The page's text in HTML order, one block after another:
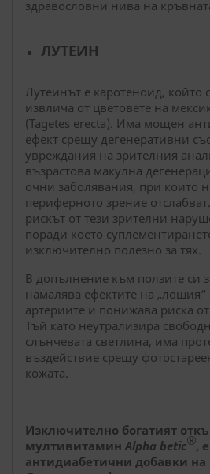
здравословни нива на
ЛУТЕИН
Лутеинът е каротеноид, който
извлича от цветовете на
(Tagetes erecta). Има мощен
ефект срещу дегенеративни
увреждания на зрителния
възрастова макулна
очни заболявания, при които
периферното зрение
рискът от тези зрителни
поради което
изключително полезно за тях.
В допълнение към ползите си
намалява ефектите на „лошия“
артериите и понижава риска от
Тъй като неутрализира
слънчевата светлина, има
въздействие срещу
кожата.
Изключително богатият
мултивитаминAlpha betic®,
антидиабетични добавки на